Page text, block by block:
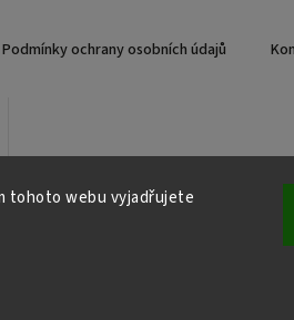
tohoto webu vyjadřujete
Podmínky ochrany osobních údajů